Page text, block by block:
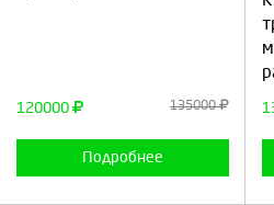
120000 135000
Подробнее